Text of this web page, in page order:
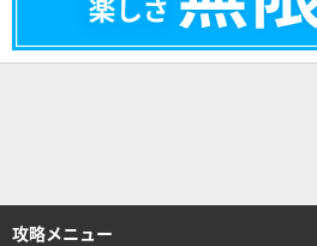
攻略メニュー